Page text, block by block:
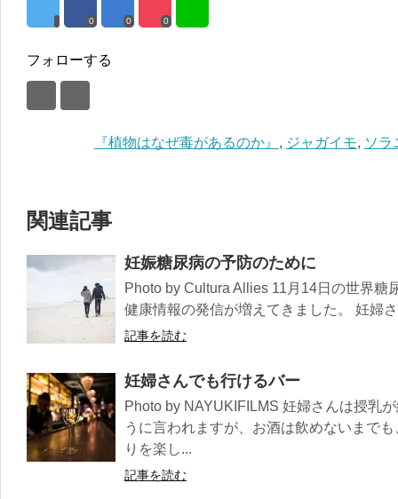
0 0 0
フォローする
『植物はなぜ毒があるのか』 , ジャガイモ, ソラ
関連記事
妊娠糖尿病の予防のために
Photo by Cultura Allies 11月14日の世界糖
健康情報の発信が増えてきました。 妊婦
記事を読む
妊婦さんでも行けるバー
Photo by NAYUKIFILMS 妊婦さんは授乳
うに言われますが、お酒は飲めないまで
りを楽し...
記事を読む